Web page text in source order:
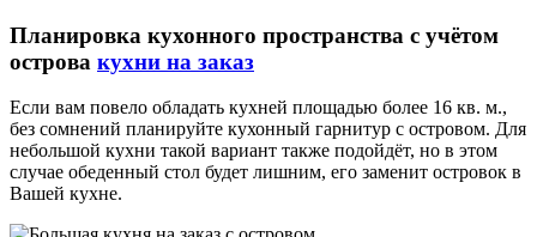
Планировка кухонного пространства с учётом
острова кухни на заказ
Если вам повело обладать кухней площадью более 16 кв. м.,
без сомнений планируйте кухонный гарнитур с островом. Для
небольшой кухни такой вариант также подойдёт, но в этом
случае обеденный стол будет лишним, его заменит островок в
Вашей кухне.